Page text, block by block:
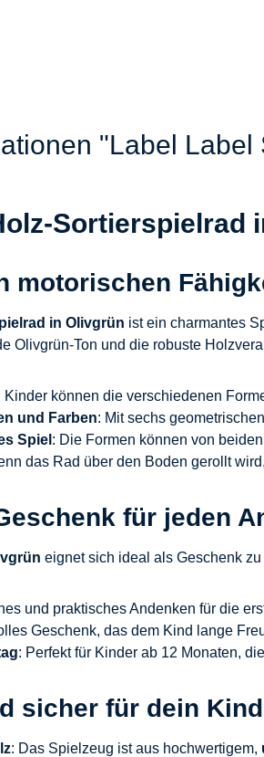
"Label
Sortierspielrad
motorischen
in Olivgrün ist ein charmantes
Olivgrün-Ton und die robuste
Kinder können die verschiedenen
und Farben: Mit sechs
Spiel : Die Formen können von
das Rad über den Boden gerollt
für jeden
eignet sich ideal als Geschenk
und praktisches Andenken für die
Geschenk, das dem Kind lange
: Perfekt für Kinder ab 12 Monaten,
sicher für dein Kind
: Das Spielzeug ist aus hochwertigem,